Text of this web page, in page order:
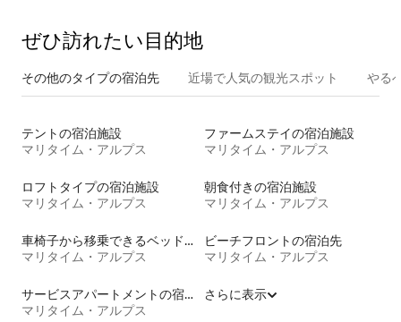
ぜひ訪⁠れ⁠た⁠い目⁠的⁠地
その他のタ⁠イ⁠プ⁠の宿⁠泊⁠先 近場で人気の観光スポット やる
テントの宿泊施設
マリタイム・アルプス
ファームステイの宿泊施設
マリタイム・アルプス
ロフトタイプの宿泊施設
マリタイム・アルプス
朝食付きの宿泊施設
マリタイム・アルプス
車椅子から移乗できるベッドがある宿泊施設
マリタイム・アルプス
ビーチフロントの宿泊先
マリタイム・アルプス
サービスアパートメントの宿泊施設
マリタイム・アルプス
さらに表示